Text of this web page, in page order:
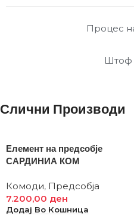
Процес
Штоф
Слични Производи
Елемент на предсобје
САРДИНИА КОМ
Комоди, Предсобја
7.200,00 ден
Додај Во Кошница